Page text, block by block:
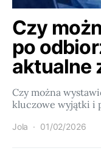
Czy
po
aktualne
Czy można
kluczowe wyjątki i
Jola 01/02/2026